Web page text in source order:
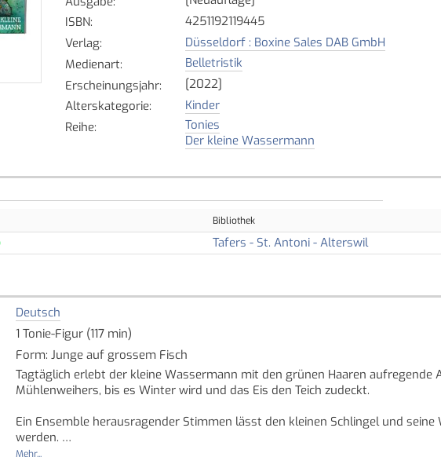
ISBN:
4251192119445
Verlag:
Düsseldorf : Boxine Sales DAB GmbH
Medienart:
Belletristik
Erscheinungsjahr:
[2022]
Alterskategorie:
Kinder
Reihe:
Tonies
Der kleine Wassermann
Bibliothek
Tafers - St. Antoni - Alterswil
Deutsch
1 Tonie-Figur (117 min)
Form: Junge auf grossem Fisch
Tagtäglich erlebt der kleine Wassermann mit den grünen Haaren
Mühlenweihers, bis es Winter wird und das Eis den Teich zudeckt.
Ein Ensemble herausragender Stimmen lässt den kleinen Schlingel und
werden.
Mehr...